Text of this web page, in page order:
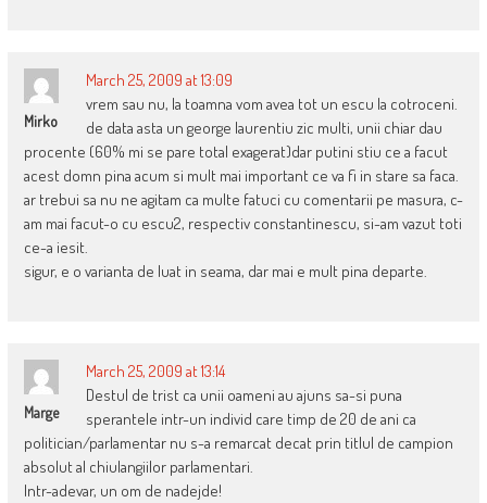
Mirko
March 25, 2009 at 13:09
vrem sau nu, la toamna vom avea tot un escu la cotroceni.
de data asta un george laurentiu zic multi, unii chiar dau
procente (60% mi se pare total exagerat)dar putini stiu ce a facut
acest domn pina acum si mult mai important ce va fi in stare sa faca.
ar trebui sa nu ne agitam ca multe fatuci cu comentarii pe masura, c-
am mai facut-o cu escu2, respectiv constantinescu, si-am vazut toti
ce-a iesit.
sigur, e o varianta de luat in seama, dar mai e mult pina departe.
Marge
March 25, 2009 at 13:14
Destul de trist ca unii oameni au ajuns sa-si puna
sperantele intr-un individ care timp de 20 de ani ca
politician/parlamentar nu s-a remarcat decat prin titlul de campion
absolut al chiulangiilor parlamentari.
Intr-adevar, un om de nadejde!